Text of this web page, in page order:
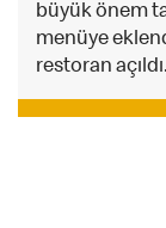
büyük önem
menüye
restoran açıldı.